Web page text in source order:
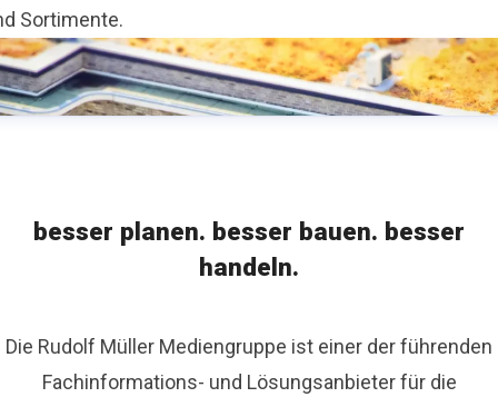
Sortimente.
besser planen. besser bauen. besser
handeln.
Die Rudolf Müller Mediengruppe ist einer der führenden
Fachinformations- und Lösungsanbieter für die